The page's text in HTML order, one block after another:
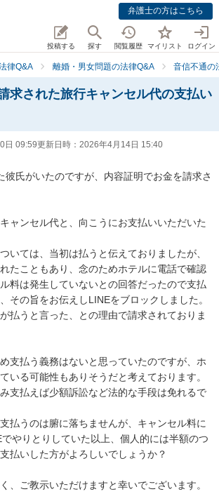
弁護士の方はこちら
投稿する 探す 閲覧履歴 マイリスト ログイン
律Q&A 離婚・男女問題の法律Q&A 音信不通の
求された旅行キャンセル代の支払い
日 09:59更新日時： 2026年4月14日 15:40
彼氏がいたのですが、内容証明でお金を請求さ
ャンセル代と、向こうにお支払いいただいた
いては、当初は払うと伝えておりましたが、
たこともあり、念のためホテルに電話で確認
料は発生していないとの回答だったので支払
その旨をお伝えしLINEをブロックしました。
払うと言った、との理由で請求されておりま
支払う義務はないと思っていたのですが、ホ
いる可能性もありそうだと考えております。
支払えば少額訴訟など法的な手段は免れるで
払うのは腑に落ちませんが、キャンセル料に
やりとりしていた以上、個人的には半額のつ
払いした方がよろしいでしょうか？
、ご教示いただけますと幸いでございます。